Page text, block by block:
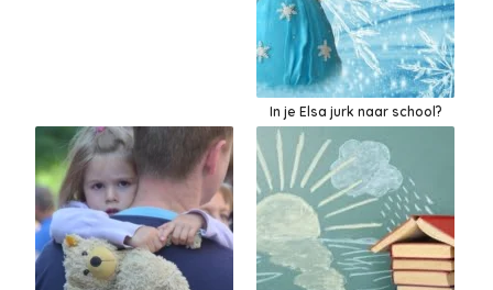
In je Elsa jurk naar school?